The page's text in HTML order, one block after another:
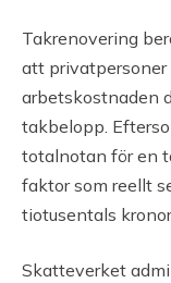
Takrenovering
att privatpersoner
arbetskostnaden
takbelopp.
totalnotan för en
faktor som reellt
tiotusentals
Skatteverket